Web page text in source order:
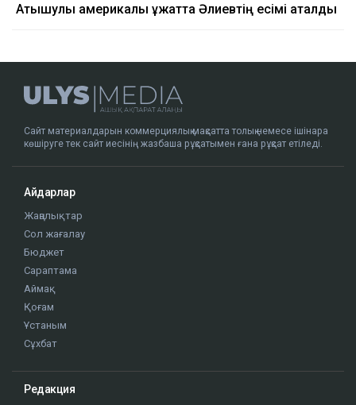
Атышулы америкалық құжатта Әлиевтің есімі аталды
Сайт материалдарын коммерциялық мақсатта толық немесе ішінара
көшіруге тек сайт иесінің жазбаша рұқсатымен ғана рұқсат етіледі.
Айдарлар
Жаңалықтар
Сол жағалау
Бюджет
Сараптама
Аймақ
Қоғам
Ұстаным
Сұхбат
Редакция